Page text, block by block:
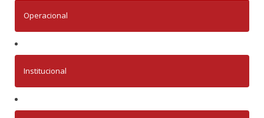
Operacional
Institucional